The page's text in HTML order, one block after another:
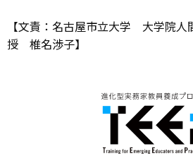
【文責：名古屋市立大学 大学院
授 椎名渉子】